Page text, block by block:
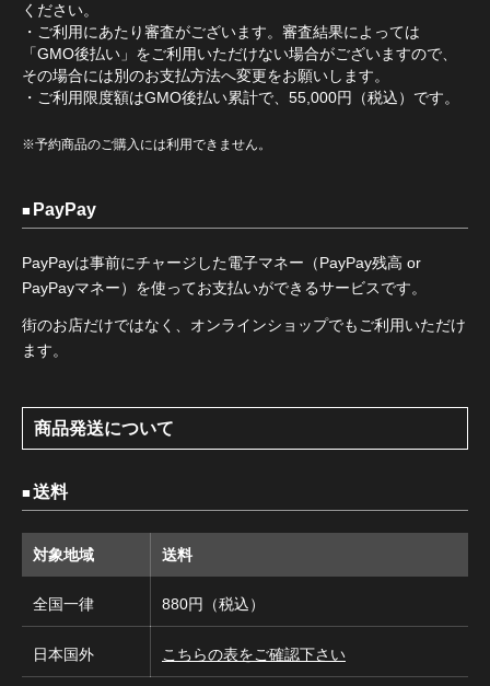
ください。
・ご利用にあたり審査がございます。審査結果によっては
「GMO後払い」をご利用いただけない場合がございますので、
その場合には別のお支払方法へ変更をお願いします。
・ご利用限度額はGMO後払い累計で、55,000円（税込）です。
※予約商品のご購入には利用できません。
PayPay
PayPayは事前にチャージした電子マネー（PayPay残高 or
PayPayマネー）を使ってお支払いができるサービスです。
街のお店だけではなく、オンラインショップでもご利用いただけ
ます。
商品発送について
送料
対象地域 送料
全国一律 880円（税込）
日本国外 こちらの表をご確認下さい